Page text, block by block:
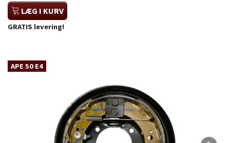
LÆG I KURV
GRATIS levering!
APE 50 E4